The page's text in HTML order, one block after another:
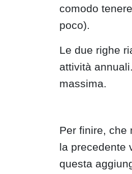
comodo
poco).
Le due righe
attività
massima.
Per finire, che
la precedente
questa